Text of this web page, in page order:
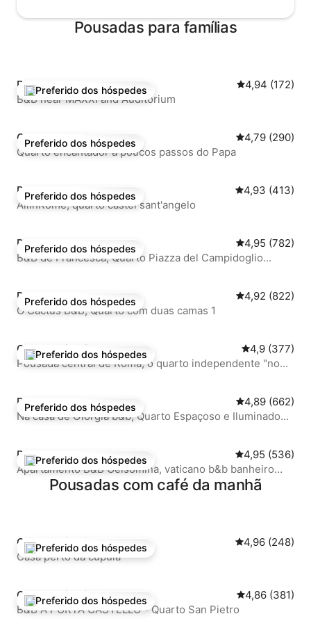
Pousadas para famílias
Entre os melhores preferidos dos hóspedes
Preferido dos hóspedes
Pousada ⋅ Roma 4,94 de uma
4,94 (172)
B&B near MAXXI and Auditorium
Preferido dos hóspedes
Preferido dos hóspedes
Quarto privativo ⋅ Roma 4,79 de uma
4,79 (290)
Quarto encantador a poucos passos do Papa
Preferido dos hóspedes
Preferido dos hóspedes
Pousadas ⋅ Roma 4,93 de uma
4,93 (413)
AllinRome, quarto castel sant'angelo
Preferido dos hóspedes
Preferido dos hóspedes
Pousadas ⋅ Roma 4,95 de uma
4,95 (782)
B&B de Francesca, Quarto Piazza del Campidoglio...
Preferido dos hóspedes
Preferido dos hóspedes
Pousadas ⋅ Roma 4,92 de uma
4,92 (822)
O Cactus B&B, Quarto com duas camas 1
Entre os melhores preferidos dos hóspedes
Preferido dos hóspedes
Quarto privativo ⋅ Roma 4,9 de uma
4,9 (377)
Pousada central de Roma, o quarto independente "no
Preferido dos hóspedes
Preferido dos hóspedes
Pousadas ⋅ Roma 4,89 de uma
4,89 (662)
Na casa de Giorgia b&b, Quarto Espaçoso e Iluminado...
Entre os melhores preferidos dos hóspedes
Preferido dos hóspedes
Pousadas ⋅ Roma 4,95 de uma
4,95 (536)
Apartamento B&B Gelsomina, vaticano b&b banheiro
compartilhado...
Pousadas com café da manhã
Entre os melhores preferidos dos hóspedes
Preferido dos hóspedes
Quarto privativo ⋅ Roma 4,96 de uma
4,96 (248)
Casa perto da cúpula
Entre os melhores preferidos dos hóspedes
Preferido dos hóspedes
Quarto privativo ⋅ Roma 4,86 de uma
4,86 (381)
B&B A PORTA CASTELLO - Quarto San Pietro